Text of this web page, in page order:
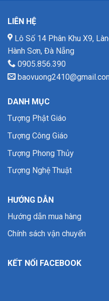
LIÊN HỆ
Lô Số 14 Phân Khu X9,
Hành Sơn, Đà Nẵng
0905.856.390
DANH MỤC
Tượng Phật Giáo
Tượng Công Giáo
Tượng Phong Thủy
Tượng Nghệ Thuật
HƯỚNG DẪN
Hướng dẫn mua hàng
Chính sách vận chuyển
KẾT NỐI FACEBOOK